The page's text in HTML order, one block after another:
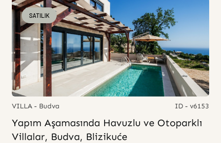
SATILIK
VILLA - Budva ID - v6153
Yapım Aşamasında Havuzlu ve Otoparklı
Villalar, Budva, Blizikuće